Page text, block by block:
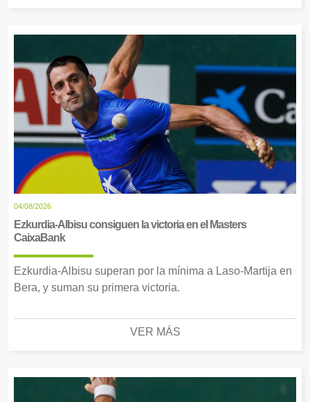
04/08/2026
Ezkurdia-Albisu consiguen la victoria en el Masters
CaixaBank
Ezkurdia-Albisu superan por la mínima a Laso-Martija en
Bera, y suman su primera victoria.
VER MÁS